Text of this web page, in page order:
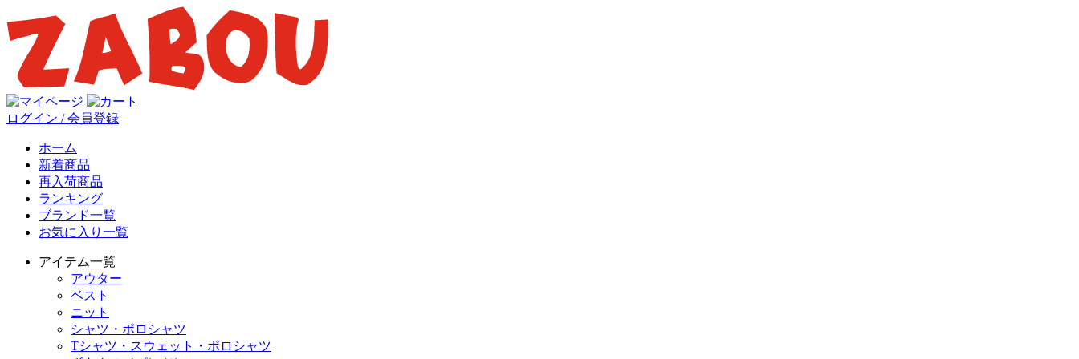
ログイン / 会員登録
ホーム
新着商品
再入荷商品
ランキング
ブランド一覧
お気に入り一覧
アイテム一覧
アウター
ベスト
ニット
シャツ・ポロシャツ
Tシャツ・スウェット・ポロシャツ